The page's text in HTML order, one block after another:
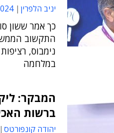
יניב הלפרין
כך אמר ששון
התקשוב
נימבוס,
במלחמה
המבקר:
ברשות
יהודה קונפורטס